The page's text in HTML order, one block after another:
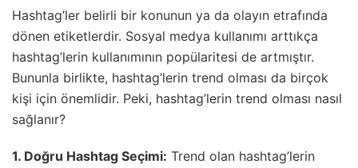
Hashtag’ler belirli bir konunun ya da olayın etrafında
dönen etiketlerdir. Sosyal medya kullanımı arttıkça
hashtag’lerin kullanımının popülaritesi de artmıştır.
Bununla birlikte, hashtag’lerin trend olması da birçok
kişi için önemlidir. Peki, hashtag’lerin trend olması nasıl
sağlanır?
1. Doğru Hashtag Seçimi: Trend olan hashtag’lerin